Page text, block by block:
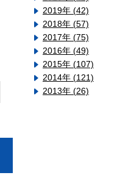
2019年 (42)
2018年 (57)
2017年 (75)
2016年 (49)
2015年 (107)
2014年 (121)
2013年 (26)